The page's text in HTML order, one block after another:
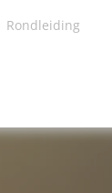
Rondleiding